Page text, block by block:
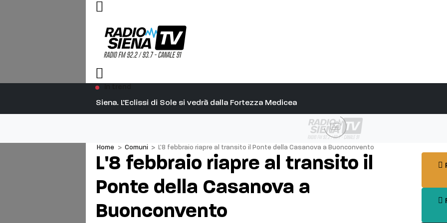
Siena. L’Eclissi di Sole si vedrà dalla Fortezza Medicea
Ad
Home > Comuni > L’8 febbraio riapre al transito il Ponte della Casanova a Buonconvento
L'8 febbraio riapre al transito il
Ponte della Casanova a
Buonconvento